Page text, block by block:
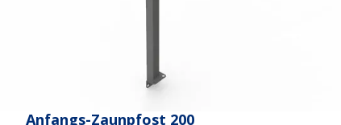
Anfangs-Zaunpfost 200